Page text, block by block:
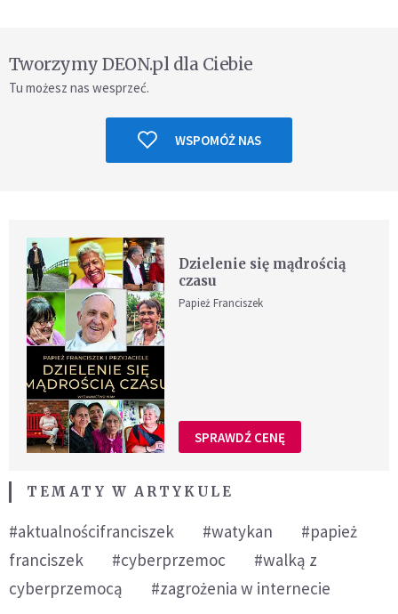
Tworzymy DEON.pl dla Ciebie
Tu możesz nas wesprzeć.
WSPOMÓŻ NAS
Dzielenie się mądrością
czasu
Papież Franciszek
SPRAWDŹ CENĘ
TEMATY W ARTYKULE
#aktualnościfranciszek #watykan
#papież
franciszek
#cyberprzemoc
#walką z
cyberprzemocą
#zagrożenia w internecie